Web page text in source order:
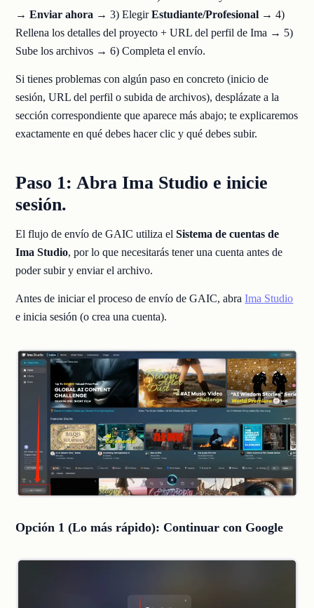
→ Enviar ahora → 3) ElegirEstudiante/Profesional → 4)
Rellena los detalles del proyecto + URL del perfil de Ima → 5)
Sube los archivos → 6) Completa el envío.
Si tienes problemas con algún paso en concreto (inicio de
sesión, URL del perfil o subida de archivos), desplázate a la
sección correspondiente que aparece más abajo; te explicaremos
exactamente en qué debes hacer clic y qué debes subir.
Paso 1: Abra Ima Studio e inicie
sesión.
El flujo de envío de GAIC utiliza elSistema de cuentas de
Ima Studio, por lo que necesitarás tener una cuenta antes de
poder subir y enviar el archivo.
Antes de iniciar el proceso de envío de GAIC, abraIma Studio
e inicia sesión (o crea una cuenta).
Opción 1 (Lo más rápido): Continuar con Google